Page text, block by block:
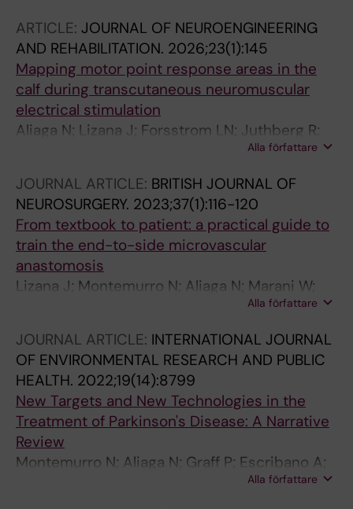
ARTICLE: JOURNAL OF NEUROENGINEERING
AND REHABILITATION. 2026;23(1):145
Mapping motor point response areas in the
calf during transcutaneous neuromuscular
electrical stimulation
Aliaga N; Lizana J; Forsstrom LN; Juthberg R;
Alla författare
JOURNAL ARTICLE: BRITISH JOURNAL OF
NEUROSURGERY. 2023;37(1):116-120
From textbook to patient: a practical guide to
train the end-to-side microvascular
anastomosis
Lizana J; Montemurro N; Aliaga N; Marani W;
Alla författare
JOURNAL ARTICLE: INTERNATIONAL JOURNAL
OF ENVIRONMENTAL RESEARCH AND PUBLIC
HEALTH. 2022;19(14):8799
New Targets and New Technologies in the
Treatment of Parkinson's Disease: A Narrative
Review
Montemurro N; Aliaga N; Graff P; Escribano A;
Alla författare